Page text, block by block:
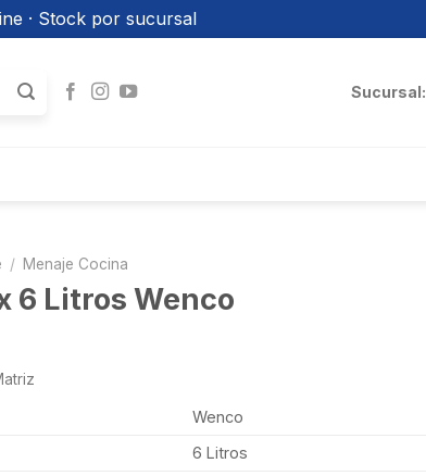
· Stock por sucursal
Sucursal:
/ Menaje Cocina
6 Litros Wenco
Wenco
6 Litros